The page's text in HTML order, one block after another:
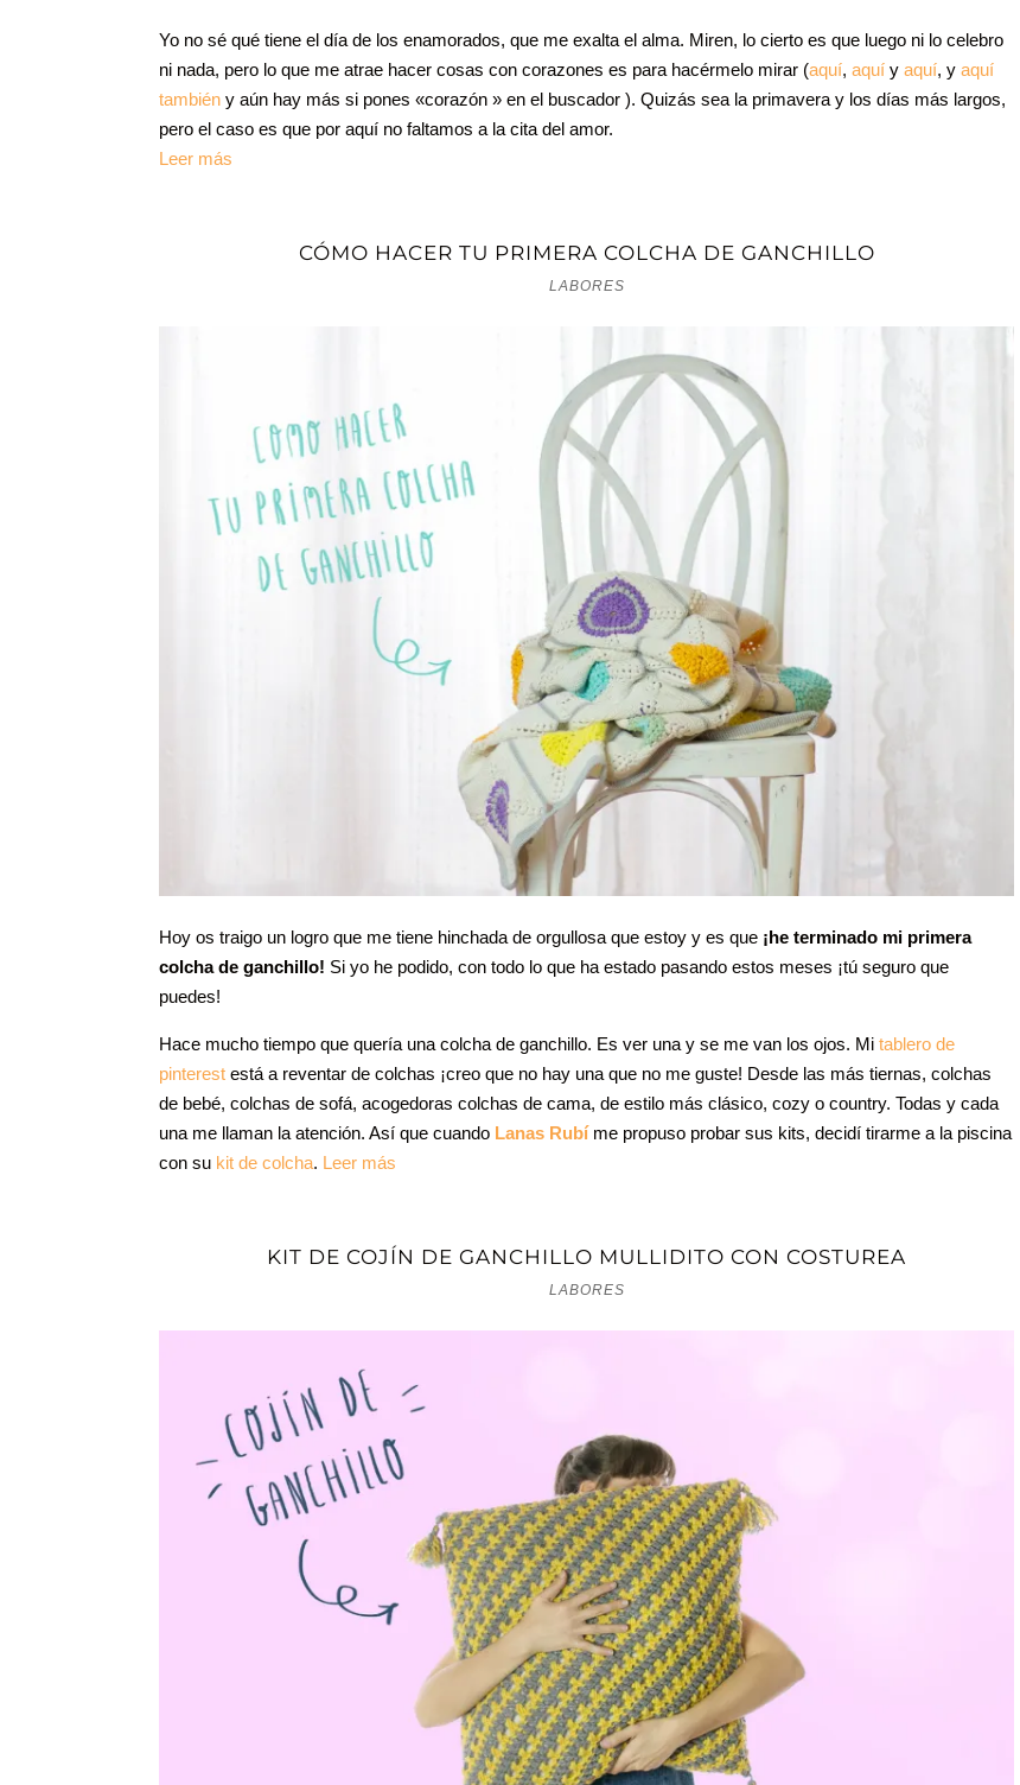
Yo no sé qué tiene el día de los enamorados, que me exalta el alma. Miren, lo cierto es que luego ni lo celebro
ni nada, pero lo que me atrae hacer cosas con corazones es para hacérmelo mirar (aquí,aquí yaquí, yaquí
tambiény aún hay más si pones «corazón » en el buscador ). Quizás sea la primavera y los días más largos,
pero el caso es que por aquí no faltamos a la cita del amor.
Leer más
CÓMO HACER TU PRIMERA COLCHA DE GANCHILLO
LABORES
Hoy os traigo un logro que me tiene hinchada de orgullosa que estoy y es que ¡he terminado mi primera
colcha de ganchillo! Si yo he podido, con todo lo que ha estado pasando estos meses ¡tú seguro que
puedes!
Hace mucho tiempo que quería una colcha de ganchillo. Es ver una y se me van los ojos. Mitablero de
pinterest está a reventar de colchas ¡creo que no hay una que no me guste! Desde las más tiernas, colchas
de bebé, colchas de sofá, acogedoras colchas de cama, de estilo más clásico, cozy o country. Todas y cada
una me llaman la atención. Así que cuando Lanas Rubíme propuso probar sus kits, decidí tirarme a la piscina
con su kit de colcha. Leer más
KIT DE COJÍN DE GANCHILLO MULLIDITO CON COSTUREA
LABORES